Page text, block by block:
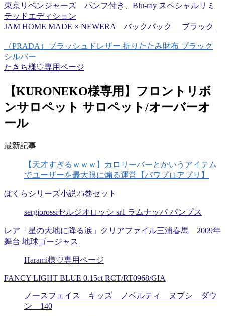
東京リベンジャーズ パンフ付き、Blu-ray スペシャルリミ
テッドエディション
JAM HOME MADE × NEWERA バックパック ブラック
（PRADA）ブラッシュドレザー 折りたたみ財布 ブラック
シルバー
たきち様♡専用ページ
【KURONEKO様専用】フロントリボ
ンサロペット サロペット/オーバーオ
ール
最新記事
【天才すぎるｗｗｗ】カロリーバーとかいうアイテム
でユーザーを最大限に煽る運営【パワプロアプリ】
ぼくらシリーズ小説25巻セット
sergiorossiセルジオロッシ sr1 ラムナッパ パンプス
レア「星の大地に降る涙」クリアファイル三浦春馬 2009年
舞台 地球ゴージャス
Harami様♡専用ページ
FANCY LIGHT BLUE 0.15ct RCT/RT0968/GIA
ノースフェイス キッズ ノベルティ ヌプシ ダウ
ン 140